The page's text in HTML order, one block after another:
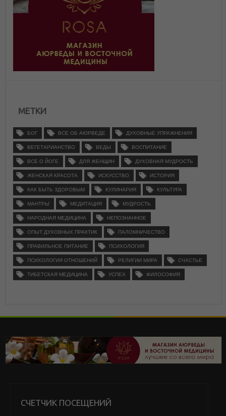
МЕТКИ
БОГ ВСЕ ОБ АЮРВЕДЕ ДУХОВНЫЕ УПРАЖНЕНИЯ
ВЕГЕТАРИАНСТВО ВЕДЫ ВОСПИТАНИЕ
ВСЕ О ЙОГЕ ДЛЯ ЖЕНЩИН ДУХОВНАЯ МУДРОСТЬ
ЖЕНСКАЯ КРАСОТА ИСКУССТВО ИСТОРИЯ
КАК БЫТЬ ЗДОРОВЫМ КУЛИНАРИЯ КУЛЬТУРА
МАНТРЫ МЕДИТАЦИЯ МУДРОСТЬ
НАРОДНАЯ МЕДИЦИНА НЕПОЗНАННОЕ
ОПЫТ ДУХОВНЫХ ПРАКТИК ПАЛОМНИЧЕСТВО
ПРАВИЛЬНОЕ ПИТАНИЕ ПСИХОЛОГИЯ
ПСИХОЛОГИЯ ОТНОШЕНИЙ РЕЛИГИИ МИРА СЧАСТЬЕ
ТИБЕТСКАЯ МЕДИЦИНА УСПЕХ ФИЛОСОФИЯ
СЧЕТЧИК ПОСЕЩЕНИЙ